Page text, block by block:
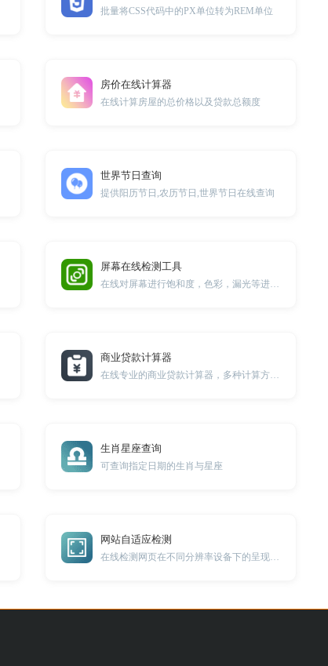
批量将CSS代码中的PX单位转为REM单位
房价在线计算器
在线计算房屋的总价格以及贷款总额度
世界节日查询
提供阳历节日,农历节日,世界节日在线查询
屏幕在线检测工具
在线对屏幕进行饱和度，色彩，漏光等进行测试
商业贷款计算器
生肖星座查询
可查询指定日期的生肖与星座
网站自适应检测
在线检测网页在不同分辨率设备下的呈现效果